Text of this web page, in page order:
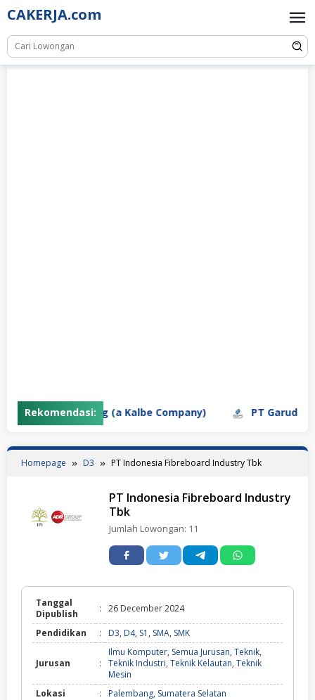
Skip
to
content
CAKERJA.com
Rekomendasi:
Adiluhung (a Kalbe Company) PT Garuda
Homepage D3 PT Indonesia Fibreboard Industry Tbk
PT Indonesia Fibreboard Industry
Tbk
Jumlah Lowongan: 11
Tanggal
Dipublish
: 26 December 2024
Pendidikan : D3, D4, S1 , SMA, SMK
Jurusan :
Ilmu Komputer, Semua Jurusan, Teknik,
Teknik Industri, Teknik Kelautan, Teknik
Mesin
Lokasi
: Palembang, Sumatera Selatan